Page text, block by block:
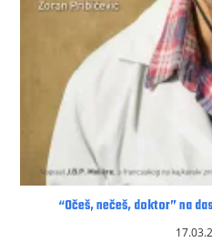
“Očeš, nečeš, doktor” na